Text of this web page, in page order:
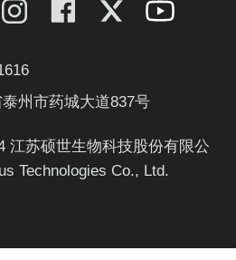
州市药城大道837号
江苏硕世生物科技股份有限公
Technologies Co., Ltd.